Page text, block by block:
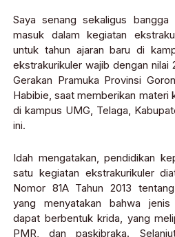
Saya senang sekaligus bangga
masuk dalam kegiatan
untuk tahun ajaran baru di
ekstrakurikuler wajib dengan nilai
Gerakan Pramuka Provinsi
Habibie, saat memberikan materi
di kampus UMG, Telaga,
ini.
Idah mengatakan, pendidikan
satu kegiatan ekstrakurikuler
Nomor 81A Tahun 2013
yang menyatakan bahwa jenis
dapat berbentuk krida, yang
PMR, dan paskibraka.